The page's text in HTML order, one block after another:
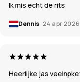
Ik mis echt de rits
Dennis 24 apr 2026
Heerlijke jas